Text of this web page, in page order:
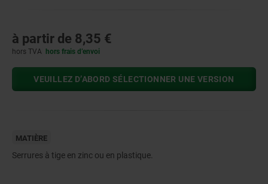
à partir de 8,35 €
hors TVA hors frais d’envoi
VEUILLEZ D’ABORD SÉLECTIONNER UNE VERSION
MATIÈRE
Serrures à tige en zinc ou en plastique.